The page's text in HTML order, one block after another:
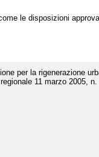
le disposizioni
per la rigenerazione
11 marzo 2005,